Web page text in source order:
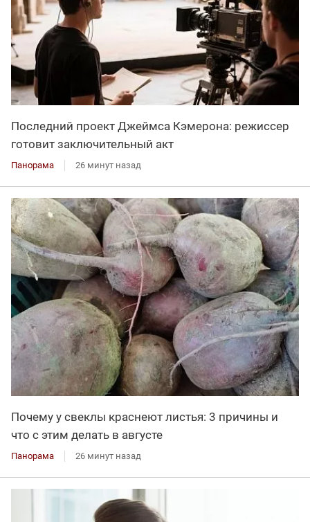
Последний проект Джеймса Кэмерона: режиссер
готовит заключительный акт
Панорама 26 минут назад
Почему у свеклы краснеют листья: 3 причины и
что с этим делать в августе
Панорама 26 минут назад